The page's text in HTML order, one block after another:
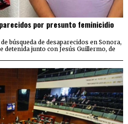
por presunto feminicidio
búsqueda de desaparecidos en Sonora,
detenida junto con Jesús Guillermo, de